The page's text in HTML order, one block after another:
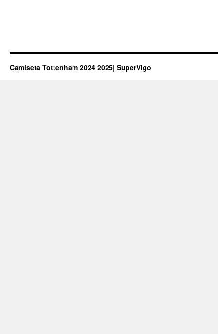
Camiseta Tottenham 2024 2025| SuperVigo